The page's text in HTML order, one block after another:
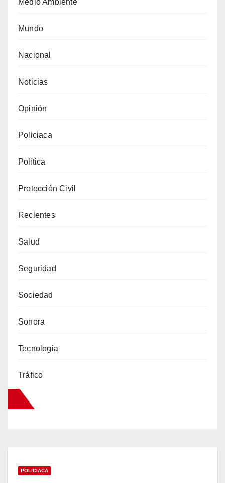
Mundo
Nacional
Noticias
Opinión
Policiaca
Política
Protección Civil
Recientes
Salud
Seguridad
Sociedad
Sonora
Tecnologia
Tráfico
POLICIACA